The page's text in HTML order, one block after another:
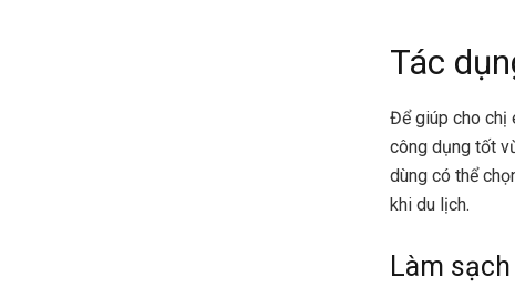
Tác
Để giúp cho chị
công dụng tốt
dùng có thể
khi du lịch.
Làm